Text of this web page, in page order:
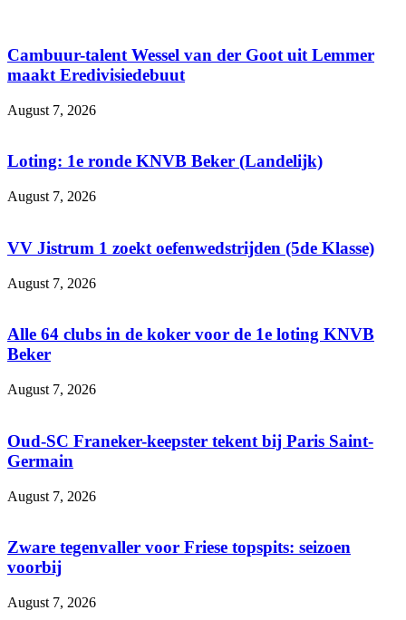
Cambuur-talent Wessel van der Goot uit Lemmer
maakt Eredivisiedebuut
August 7, 2026
Loting: 1e ronde KNVB Beker (Landelijk)
August 7, 2026
VV Jistrum 1 zoekt oefenwedstrijden (5de Klasse)
August 7, 2026
Alle 64 clubs in de koker voor de 1e loting KNVB
Beker
August 7, 2026
Oud-SC Franeker-keepster tekent bij Paris Saint-
Germain
August 7, 2026
Zware tegenvaller voor Friese topspits: seizoen
voorbij
August 7, 2026